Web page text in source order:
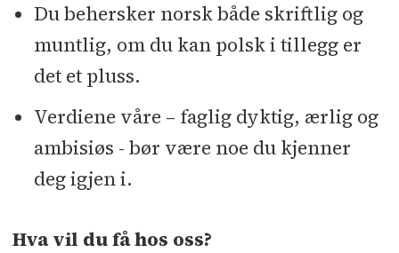
Du behersker norsk både skriftlig og
muntlig, om du kan polsk i tillegg er
det et pluss.
Verdiene våre – faglig dyktig, ærlig og
ambisiøs - bør være noe du kjenner
deg igjen i.
Hva vil du få hos oss?